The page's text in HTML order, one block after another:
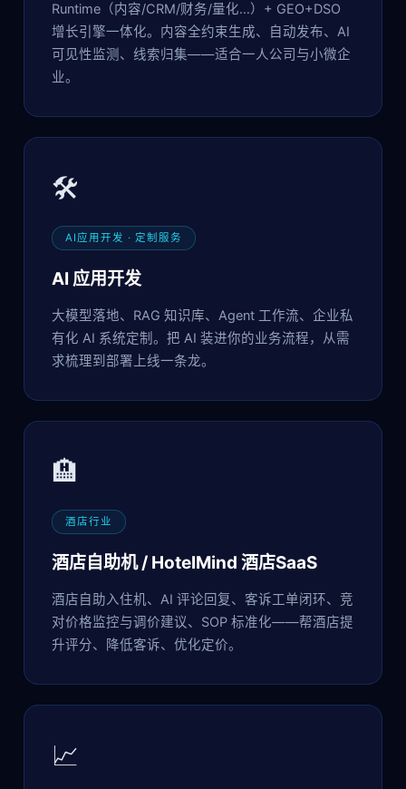
Runtime（内容/CRM/财务/量化…）+ GEO+DSO
增长引擎一体化。内容全约束生成、自动发布、AI
可见性监测、线索归集——适合一人公司与小微企
业。
🛠️
AI应用开发 · 定制服务
AI 应用开发
大模型落地、RAG 知识库、Agent 工作流、企业私
有化 AI 系统定制。把 AI 装进你的业务流程，从需
求梳理到部署上线一条龙。
🏨
酒店行业
酒店自助机 / HotelMind 酒店SaaS
酒店自助入住机、AI 评论回复、客诉工单闭环、竞
对价格监控与调价建议、SOP 标准化——帮酒店提
升评分、降低客诉、优化定价。
📈